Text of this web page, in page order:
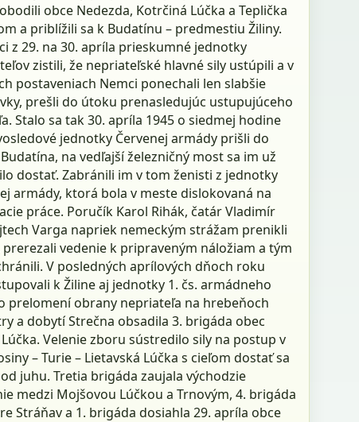
obce Nedezda, Kotrčiná Lúčka a Teplička
a priblížili sa k Budatínu – predmestiu Žiliny.
z 29. na 30. apríla prieskumné jednotky
zistili, že nepriateľské hlavné sily ustúpili a v
postaveniach Nemci ponechali len slabšie
prešli do útoku prenasledujúc ustupujúceho
Stalo sa tak 30. apríla 1945 o siedmej hodine
jednotky Červenej armády prišli do
na vedľajší železničný most sa im už
dostať. Zabránili im v tom ženisti z jednotky
armády, ktorá bola v meste dislokovaná na
práce. Poručík Karol Rihák, čatár Vladimír
Varga napriek nemeckým strážam prenikli
vedenie k pripraveným náložiam a tým
V posledných aprílových dňoch roku
k Žiline aj jednotky 1. čs. armádneho
prelomení obrany nepriateľa na hrebeňoch
a dobytí Strečna obsadila 3. brigáda obec
Velenie zboru sústredilo sily na postup v
– Turie – Lietavská Lúčka s cieľom dostať sa
juhu. Tretia brigáda zaujala východzie
medzi Mojšovou Lúčkou a Trnovým, 4. brigáda
Stráňav a 1. brigáda dosiahla 29. apríla obce